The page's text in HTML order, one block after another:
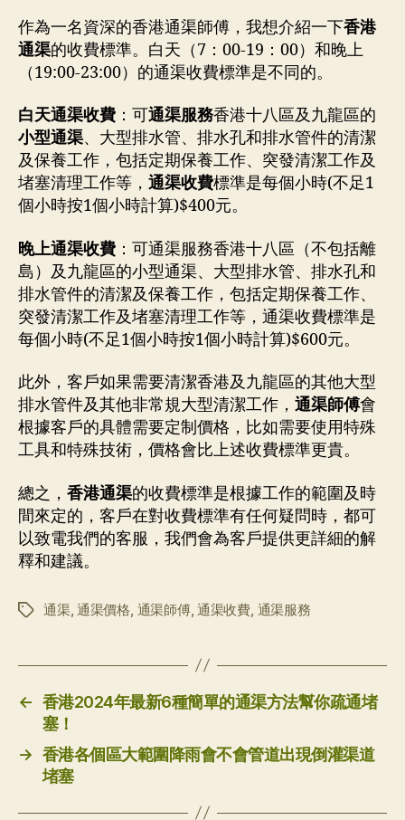
作為一名資深的香港通渠師傅，我想介紹一下香港
通渠的收費標準。白天（7：00-19：00）和晚上
（19:00-23:00）的通渠收費標準是不同的。
白天通渠收費 ：可通渠服務香港十八區及九龍區的
小型通渠、大型排水管、排水孔和排水管件的清潔
及保養工作，包括定期保養工作、突發清潔工作及
堵塞清理工作等， 通渠收費標準是每個小時(不足1
個小時按1個小時計算)$400元。
晚上通渠收費 ：可通渠服務香港十八區（不包括離
島）及九龍區的小型通渠、大型排水管、排水孔和
排水管件的清潔及保養工作，包括定期保養工作、
突發清潔工作及堵塞清理工作等，通渠收費標準是
每個小時(不足1個小時按1個小時計算)$600元。
此外，客戶如果需要清潔香港及九龍區的其他大型
排水管件及其他非常規大型清潔工作， 通渠師傅會
根據客戶的具體需要定制價格，比如需要使用特殊
工具和特殊技術，價格會比上述收費標準更貴。
總之， 香港通渠的收費標準是根據工作的範圍及時
間來定的，客戶在對收費標準有任何疑問時，都可
以致電我們的客服，我們會為客戶提供更詳細的解
釋和建議。
标
通渠, 通渠價格 通渠師傅, 通渠收費 通渠服務
← 香港2024年最新6種簡單的通渠方法幫你疏通堵
塞！
→ 香港各個區大範圍降雨會不會管道出現倒灌渠道
堵塞